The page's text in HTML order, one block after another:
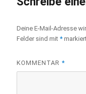
Deine E-Mail-Adresse
Felder sind mit*
KOMMENTAR*